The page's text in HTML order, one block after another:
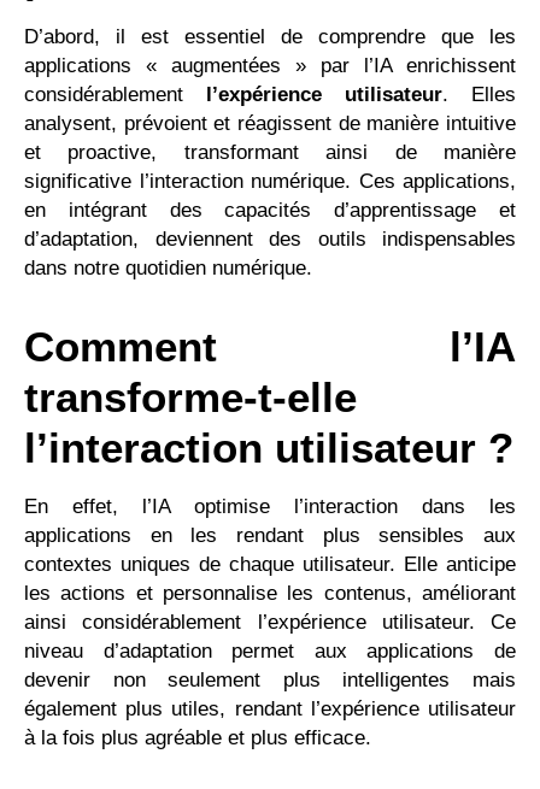
D’abord, il est essentiel de comprendre que les
applications « augmentées » par l’IA enrichissent
considérablement
l’expérience utilisateur. Elles
analysent, prévoient et réagissent de manière intuitive
et proactive, transformant ainsi de manière
significative l’interaction numérique. Ces applications,
en intégrant des capacités d’apprentissage et
d’adaptation, deviennent des outils indispensables
dans notre quotidien numérique.
Comment l’IA
transforme-t-elle
l’interaction utilisateur ?
En effet, l’IA optimise l’interaction dans les
applications en les rendant plus sensibles aux
contextes uniques de chaque utilisateur. Elle anticipe
les actions et personnalise les contenus, améliorant
ainsi considérablement l’expérience utilisateur. Ce
niveau d’adaptation permet aux applications de
devenir non seulement plus intelligentes mais
également plus utiles, rendant l’expérience utilisateur
à la fois plus agréable et plus efficace.